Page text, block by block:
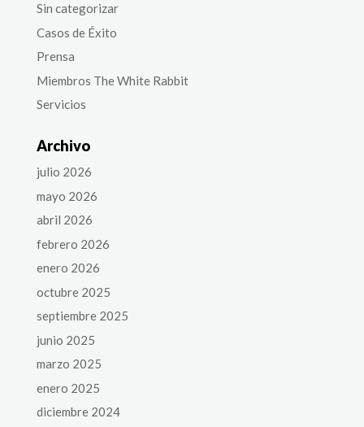
Sin categorizar
Casos de Éxito
Prensa
Miembros The White Rabbit
Servicios
Archivo
julio 2026
mayo 2026
abril 2026
febrero 2026
enero 2026
octubre 2025
septiembre 2025
junio 2025
marzo 2025
enero 2025
diciembre 2024